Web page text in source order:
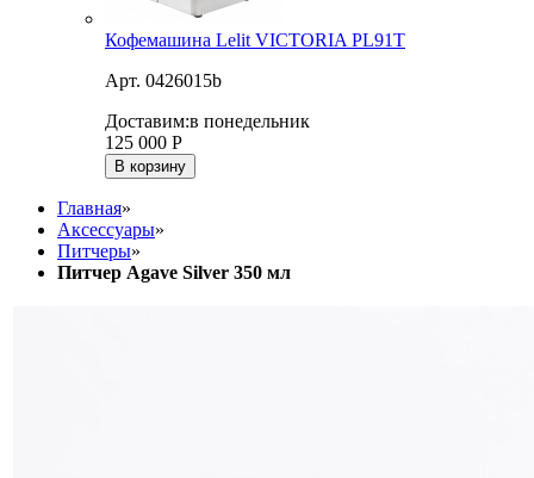
Кофемашина Lelit VICTORIA PL91T
Арт. 0426015b
Доставим:в понедельник
125 000 Р
В корзину
Главная»
Аксессуары»
Питчеры»
Питчер Agave Silver 350 мл